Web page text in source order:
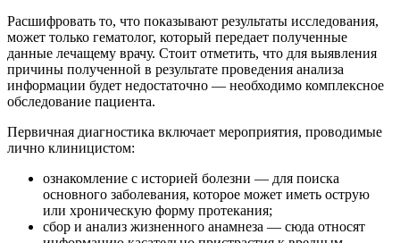
Расшифровать то, что показывают результаты исследования,
может только гематолог, который передает полученные
данные лечащему врачу. Стоит отметить, что для выявления
причины полученной в результате проведения анализа
информации будет недостаточно — необходимо комплексное
обследование пациента.
Первичная диагностика включает мероприятия, проводимые
лично клиницистом:
ознакомление с историей болезни — для поиска
основного заболевания, которое может иметь острую
или хроническую форму протекания;
сбор и анализ жизненного анамнеза — сюда относят